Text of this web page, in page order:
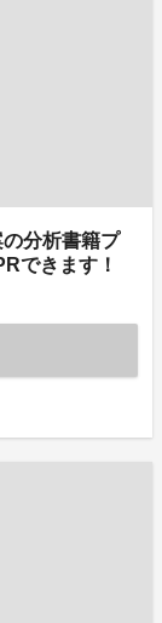
分析書籍プ
できます！